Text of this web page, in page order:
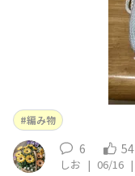
編み物
6 54
しお | 06/16 |